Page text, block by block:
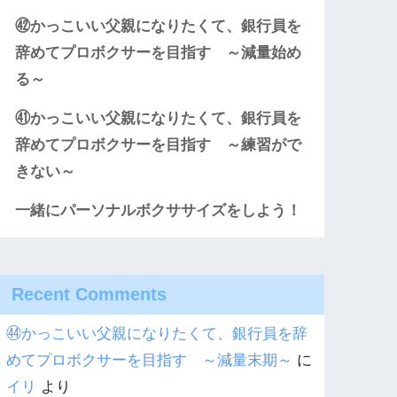
㊷かっこいい父親になりたくて、銀行員を
辞めてプロボクサーを目指す ～減量始め
る～
㊶かっこいい父親になりたくて、銀行員を
辞めてプロボクサーを目指す ～練習がで
きない～
一緒にパーソナルボクササイズをしよう！
Recent Comments
㊹かっこいい父親になりたくて、銀行員を辞
めてプロボクサーを目指す ～減量末期～ に
イリ より